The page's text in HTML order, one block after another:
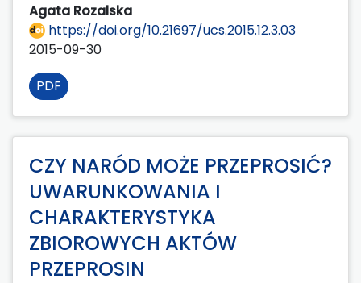
Agata Rozalska
https://doi.org/10.21697/ucs.2015.12.3.03
2015-09-30
PDF
CZY NARÓD MOŻE PRZEPROSIĆ?
UWARUNKOWANIA I
CHARAKTERYSTYKA
ZBIOROWYCH AKTÓW
PRZEPROSIN